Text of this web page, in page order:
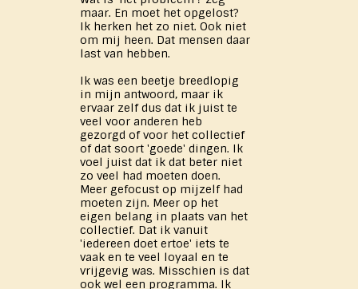
maar. En moet het opgelost?
Ik herken het zo niet. Ook niet
om mij heen. Dat mensen daar
last van hebben.
Ik was een beetje breedlopig
in mijn antwoord, maar ik
ervaar zelf dus dat ik juist te
veel voor anderen heb
gezorgd of voor het collectief
of dat soort 'goede' dingen. Ik
voel juist dat ik dat beter niet
zo veel had moeten doen.
Meer gefocust op mijzelf had
moeten zijn. Meer op het
eigen belang in plaats van het
collectief. Dat ik vanuit
'iedereen doet ertoe' iets te
vaak en te veel loyaal en te
vrijgevig was. Misschien is dat
ook wel een programma. Ik